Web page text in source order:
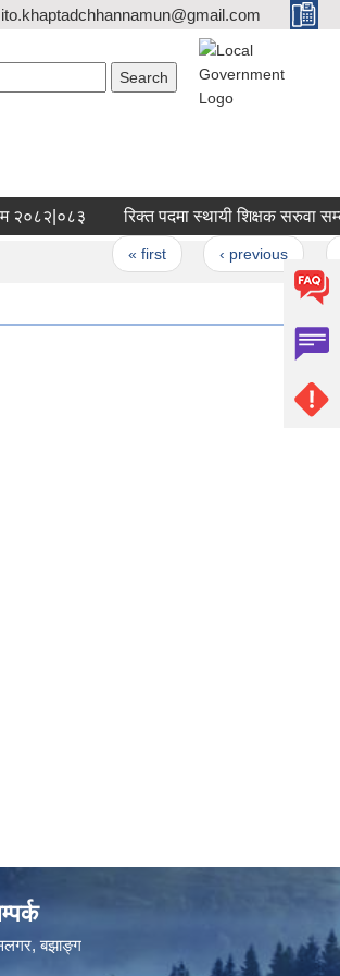
ito.khaptadchhannamun@gmail.com
रिक्त पदमा स्थायी शिक्षक सरुवा
« first ‹ previous
बझाङ्ग